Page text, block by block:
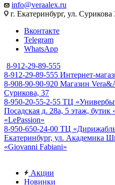
info@veraalex.ru
г. Екатеринбург, ул. Сурикова
Вконтакте
Telegram
WhatsApp
8-912-29-89-555
8-912-29-89-555 Интернет-
8-908-90-90-920 Магазин
Сурикова, 37
8-950-20-55-2-55 ТЦ
Посадская д. 28а, 5 этаж, бутик
«LePassion»
8-950-650-24-00 ТЦ
Екатеринбург, ул. Академика
«Giovanni Fabiani»
Акции
Новинки